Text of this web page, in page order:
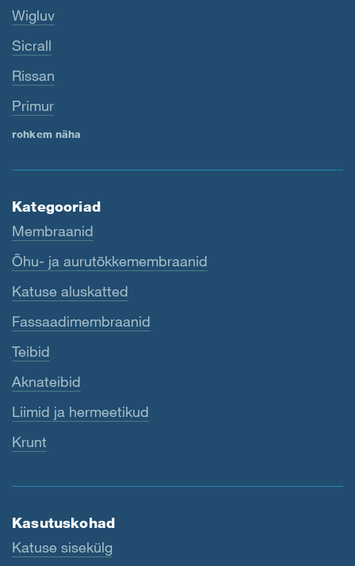
Wigluv
Sicrall
Rissan
Primur
rohkem näha
Kategooriad
Membraanid
Õhu- ja aurutõkkemembraanid
Katuse aluskatted
Fassaadimembraanid
Teibid
Aknateibid
Liimid ja hermeetikud
Krunt
Kasutuskohad
Katuse sisekülg